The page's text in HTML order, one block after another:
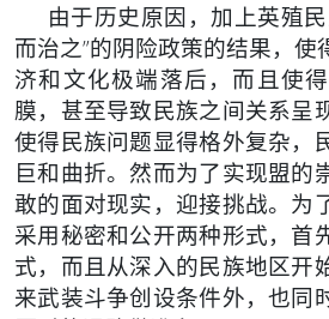
由于历史原因，加上英殖民
而治之”的阴险政策的结果，使
济和文化极端落后，而且使得
膜，甚至导致民族之间关系呈
使得民族问题显得格外复杂，
巨和曲折。然而为了实现盟的
敢的面对现实，迎接挑战。 为
采用秘密和公开两种形式，首
式，而且从深入的民族地区开
来武装斗争创设条件外，也同